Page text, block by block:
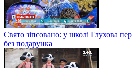
Свято зіпсовано: у школі Глухова
без подарунка